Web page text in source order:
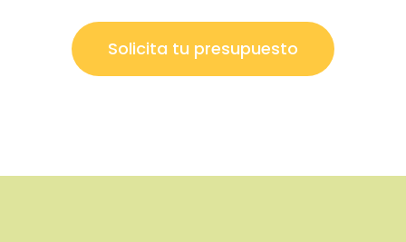
Solicita tu presupuesto